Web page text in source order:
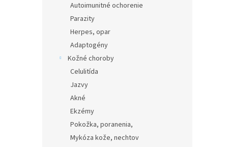
Autoimunitné ochorenie
Parazity
Herpes, opar
Adaptogény
Kožné choroby
Celulitída
Jazvy
Akné
Ekzémy
Pokožka, poranenia,
Mykóza kože, nechtov